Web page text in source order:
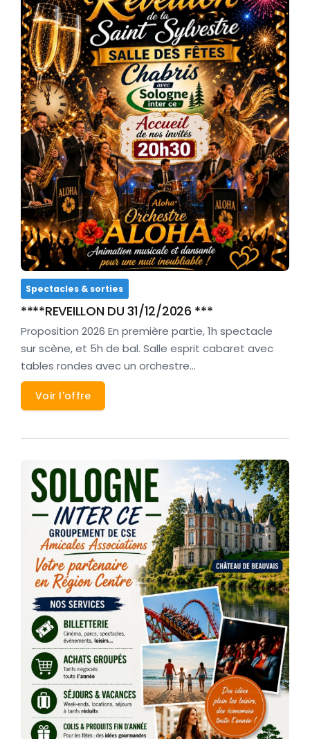
Spectacles & sorties
****REVEILLON DU 31/12/2026 ***
Proposition 2026 En première partie, 1h spectacle
sur scène, et 5h de bal. Salle esprit cabaret avec
tables rondes avec un orchestre…
Voir l'offre